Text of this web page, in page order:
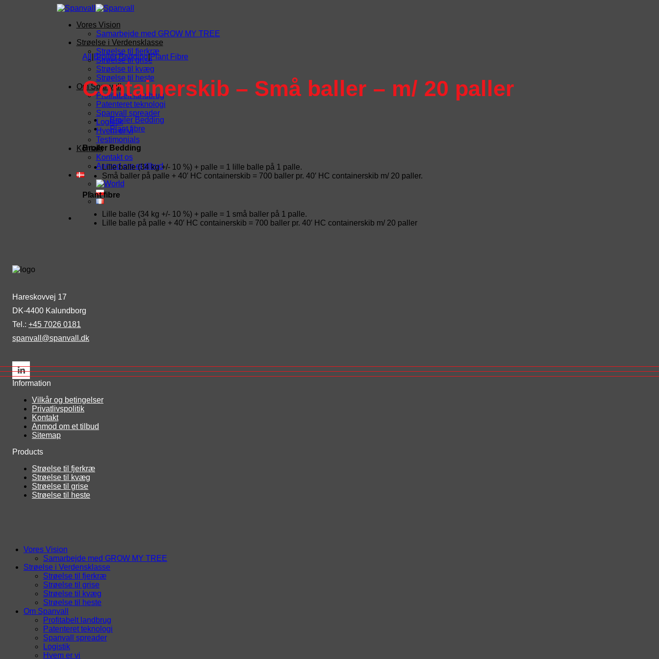
Vores Vision
Samarbejde med GROW MY TREE
Strøelse i Verdensklasse
Strøelse til fjerkræ
Strøelse til grise
Strøelse til kvæg
Strøelse til heste
Om Spanvall
Profitabelt landbrug
Patenteret teknologi
Spanvall spreader
Logistik
Hvem er vi
Testimonials
Kontakt
Kontakt os
Anmod om et tilbud
All Broiler Bedding|Plant Fibre
Containerskib – Små baller – m/ 20 paller
Broiler Bedding
Plant fibre
Broiler Bedding
Lille balle (34 kg +/- 10 %) + palle = 1 lille balle på 1 palle.
Små baller på palle + 40′ HC containerskib = 700 baller pr. 40′ HC containerskib m/ 20 paller.
Plant fibre
Lille balle (34 kg +/- 10 %) + palle = 1 små baller på 1 palle.
Lille balle på palle + 40′ HC containerskib = 700 baller pr. 40′ HC containerskib m/ 20 paller
Hareskovvej 17
DK-4400 Kalundborg
Tel.: +45 7026 0181
spanvall@spanvall.dk
Information
Vilkår og betingelser
Privatlivspolitik
Kontakt
Anmod om et tilbud
Sitemap
Products
Strøelse til fjerkræ
Strøelse til kvæg
Strøelse til grise
Strøelse til heste
Vores Vision
Samarbejde med GROW MY TREE
Strøelse i Verdensklasse
Strøelse til fjerkræ
Strøelse til grise
Strøelse til kvæg
Strøelse til heste
Om Spanvall
Profitabelt landbrug
Patenteret teknologi
Spanvall spreader
Logistik
Hvem er vi